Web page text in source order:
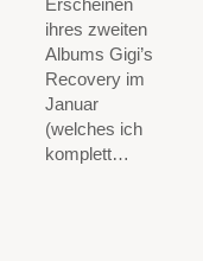
Erscheinen
ihres zweiten
Albums Gigi’s
Recovery im
Januar
(welches ich
komplett…